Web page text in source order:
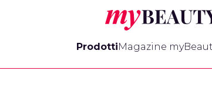
myBeauty
ProdottiMagazine